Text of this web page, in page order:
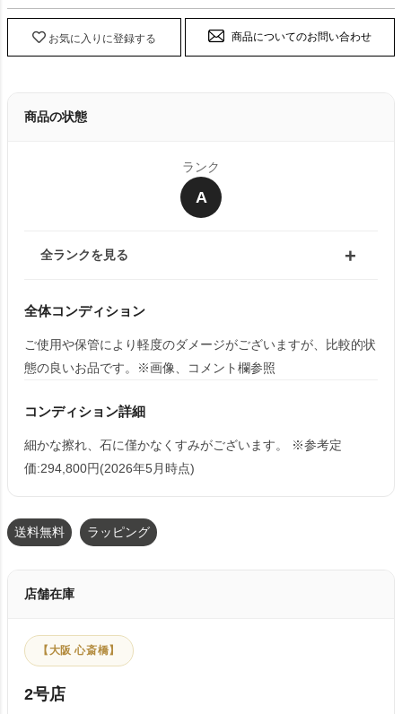
お気に入りに登録する 商品についてのお問い合わせ
商品の状態
ランク
A
全ランクを見る
全体コンディション
ご使用や保管により軽度のダメージがございますが、比較的状
態の良いお品です。※画像、コメント欄参照
コンディション詳細
細かな擦れ、石に僅かなくすみがございます。 ※参考定
価:294,800円(2026年5月時点)
送料無料 ラッピング
店舗在庫
【大阪 心斎橋】
2号店